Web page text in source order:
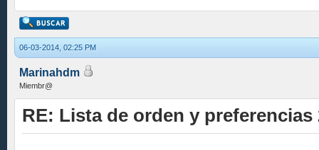
06-03-2014, 02:25 PM
Marinahdm
Miembr@
RE: Lista de orden y preferencias